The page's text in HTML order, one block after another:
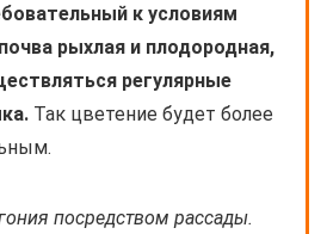
к условиям
рыхлая и плодородная,
регулярные
Так цветение будет более
посредством рассады.